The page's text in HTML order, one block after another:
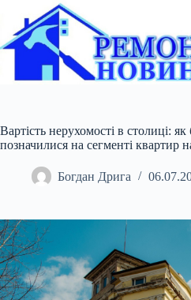
вмісту
Вартість нерухомості в столиці: як
позначилися на сегменті квартир
Богдан Дрига